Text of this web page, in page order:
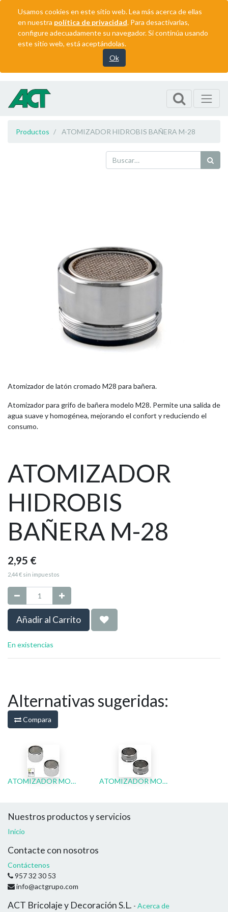
Usamos cookies en este sitio web. Lea más acerca de ellas
en nuestra política de privacidad. Para desactivarlas,
configure adecuadamente su navegador. Si continúa usando
este sitio web, está aceptándolas.
Ok
Productos ATOMIZADOR HIDROBIS BAÑERA M-28
Atomizador de latón cromado M28 para bañera.
Atomizador para grifo de bañera modelo M28. Permite una salida de
agua suave y homogénea, mejorando el confort y reduciendo el
consumo.
ATOMIZADOR
HIDROBIS
BAÑERA M-28
2,95 €
2,44€ sin impuestos
Añadir al Carrito
En existencias
Alternativas sugeridas:
Compara
ATOMIZADOR MONOMANDO F22 (2PZAS) ATOMIZADOR MONOMANDO MAURER M28 (2PZA)
Nuestros productos y servicios
Inicio
Contacte con nosotros
Contáctenos
957 32 30 53
info@actgrupo.com
ACT Bricolaje y Decoración S.L. - Acerca de